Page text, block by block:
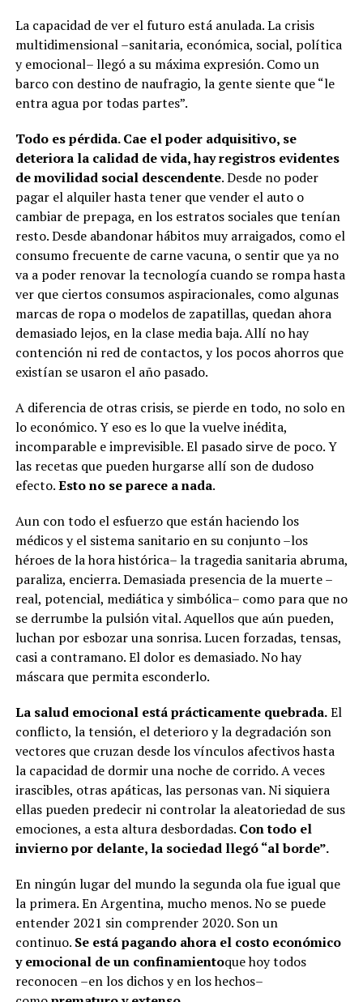
La capacidad de ver el futuro está anulada. La crisis
multidimensional –sanitaria, económica, social, política
y emocional– llegó a su máxima expresión. Como un
barco con destino de naufragio, la gente siente que “le
entra agua por todas partes”.
Todo es pérdida. Cae el poder adquisitivo, se
deteriora la calidad de vida, hay registros evidentes
de movilidad social descendente. Desde no poder
pagar el alquiler hasta tener que vender el auto o
cambiar de prepaga, en los estratos sociales que tenían
resto. Desde abandonar hábitos muy arraigados, como el
consumo frecuente de carne vacuna, o sentir que ya no
va a poder renovar la tecnología cuando se rompa hasta
ver que ciertos consumos aspiracionales, como algunas
marcas de ropa o modelos de zapatillas, quedan ahora
demasiado lejos, en la clase media baja. Allí no hay
contención ni red de contactos, y los pocos ahorros que
existían se usaron el año pasado.
A diferencia de otras crisis, se pierde en todo, no solo en
lo económico. Y eso es lo que la vuelve inédita,
incomparable e imprevisible. El pasado sirve de poco. Y
las recetas que pueden hurgarse allí son de dudoso
efecto.Esto no se parece a nada.
Aun con todo el esfuerzo que están haciendo los
médicos y el sistema sanitario en su conjunto –los
héroes de la hora histórica– la tragedia sanitaria abruma,
paraliza, encierra. Demasiada presencia de la muerte –
real, potencial, mediática y simbólica– como para que no
se derrumbe la pulsión vital. Aquellos que aún pueden,
luchan por esbozar una sonrisa. Lucen forzadas, tensas,
casi a contramano. El dolor es demasiado. No hay
máscara que permita esconderlo.
La salud emocional está prácticamente quebrada.El
conflicto, la tensión, el deterioro y la degradación son
vectores que cruzan desde los vínculos afectivos hasta
la capacidad de dormir una noche de corrido. A veces
irascibles, otras apáticas, las personas van. Ni siquiera
ellas pueden predecir ni controlar la aleatoriedad de sus
emociones, a esta altura desbordadas. Con todo el
invierno por delante, la sociedad llegó “al borde”.
En ningún lugar del mundo la segunda ola fue igual que
la primera. En Argentina, mucho menos. No se puede
entender 2021 sin comprender 2020. Son un
continuo. Se está pagando ahora el costo económico
y emocional de un confinamientoque hoy todos
reconocen –en los dichos y en los hechos–